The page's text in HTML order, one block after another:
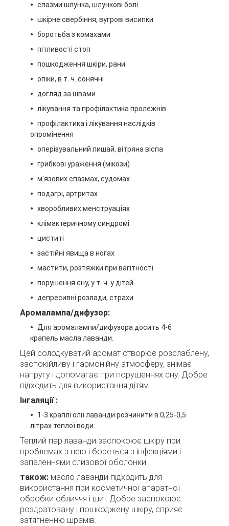
спазми шлунка, шлункові болі
шкірне свербіння, вугрові висипки
боротьба з комахами
пітливості стоп
пошкодження шкіри, рани
опіки, в т. ч. сонячні
догляд за швами
лікування та профілактика пролежнів
профілактика і лікування наслідків
опромінення
оперізувальний лишай, вітряна віспа
грибкові ураження (мікози)
м'язових спазмах, судомах
подагрі, артритах
хворобливих менструаціях
клімактеричному синдромі
циститі
застійні явища в ногах
мастити, розтяжки при вагітності
порушення сну, у т. ч. у дітей
депресивні розлади, страхи
Аромалампа/дифузор:
Для аромалампи/дифузора досить 4-6
крапель масла лаванди.
Цей солодкуватий аромат створює розслаблену,
заспокійливу і гармонійну атмосферу, знімає
напругу і допомагає при порушеннях сну. Добре
підходить для використання дітям.
Інгаляції :
1-3 краплі олії лаванди розчинити в 0,25-0,5
літрах теплої води.
Теплий пар лаванди заспокоює шкіру при
проблемах з нею і бореться з інфекціями і
запаленнями слизової оболонки.
також:масло лаванди підходить для
використання при косметичної апаратної
обробки обличчя і шиї. Добре заспокоює
роздратовану і пошкоджену шкіру, сприяє
затягненню шрамів.